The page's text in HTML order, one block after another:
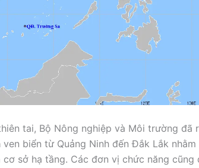
tai, Bộ Nông nghiệp và Môi trường đã
biển từ Quảng Ninh đến Đắk Lắk
sở hạ tầng. Các đơn vị chức năng